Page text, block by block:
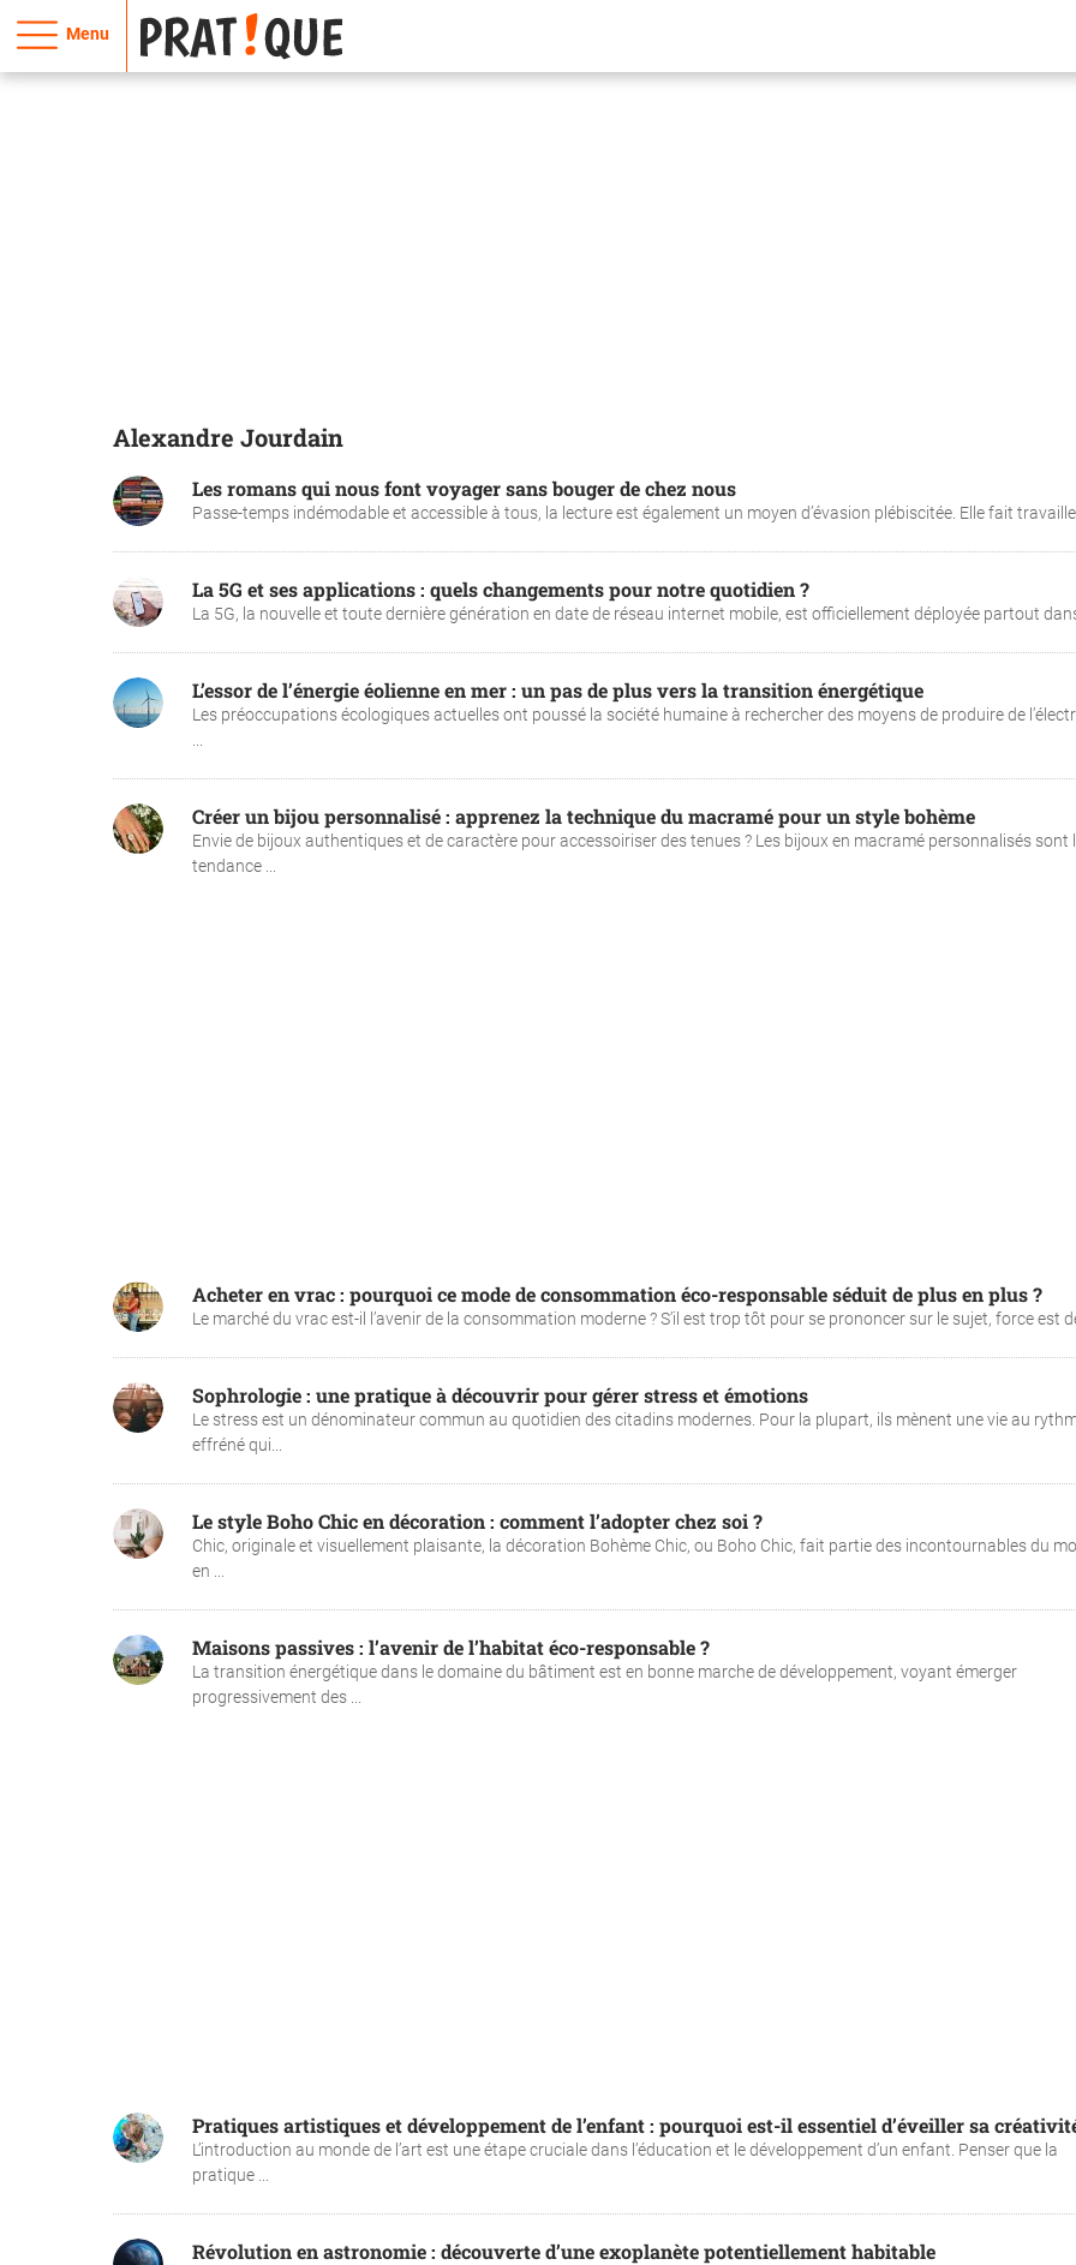
Menu
Alexandre Jourdain
Les romans qui nous font voyager sans bouger de chez nous
Passe-temps indémodable et accessible à tous, la lecture est également un moyen d’évasion plébiscitée. Elle fait travailler
La 5G et ses applications : quels changements pour notre quotidien ?
La 5G, la nouvelle et toute dernière génération en date de réseau internet mobile, est officiellement déployée partout
L’essor de l’énergie éolienne en mer : un pas de plus vers la transition énergétique
Les préoccupations écologiques actuelles ont poussé la société humaine à rechercher des moyens de produire de
Créer un bijou personnalisé : apprenez la technique du macramé pour un style bohème
Envie de bijoux authentiques et de caractère pour accessoiriser des tenues ? Les bijoux en macramé personnalisés sont
tendance ...
Acheter en vrac : pourquoi ce mode de consommation éco-responsable séduit de plus en plus ?
Le marché du vrac est-il l’avenir de la consommation moderne ? S’il est trop tôt pour se prononcer sur le sujet, force est
Sophrologie : une pratique à découvrir pour gérer stress et émotions
Le stress est un dénominateur commun au quotidien des citadins modernes. Pour la plupart, ils mènent une vie au
effréné qui...
Le style Boho Chic en décoration : comment l’adopter chez soi ?
Chic, originale et visuellement plaisante, la décoration Bohème Chic, ou Boho Chic, fait partie des incontournables du
en ...
Maisons passives : l’avenir de l’habitat éco-responsable ?
La transition énergétique dans le domaine du bâtiment est en bonne marche de développement, voyant émerger
progressivement des ...
Pratiques artistiques et développement de l’enfant : pourquoi est-il essentiel d’éveiller sa
L’introduction au monde de l’art est une étape cruciale dans l’éducation et le développement d’un enfant. Penser que la
pratique ...
Révolution en astronomie : découverte d’une exoplanète potentiellement habitable